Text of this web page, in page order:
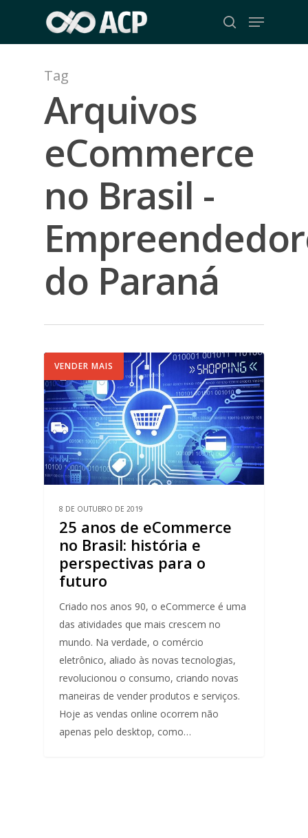
main
search
Menu
Tag
Arquivos
eCommerce
no Brasil -
do Paraná
VENDER MAIS
8 DE OUTUBRO DE 2019
25 anos de eCommerce
no Brasil: história e
perspectivas para o
futuro
Criado nos anos 90, o eCommerce é uma
das atividades que mais crescem no
mundo. Na verdade, o comércio
eletrônico, aliado às novas tecnologias,
revolucionou o consumo, criando novas
maneiras de vender produtos e serviços.
Hoje as vendas online ocorrem não
apenas pelo desktop, como…
Close